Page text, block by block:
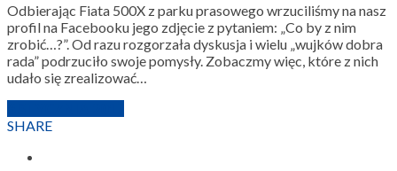
Odbierając Fiata 500X z parku prasowego wrzuciliśmy na nasz
profil na Facebooku jego zdjęcie z pytaniem: „Co by z nim
zrobić…?”. Od razu rozgorzała dyskusja i wielu „wujków dobra
rada” podrzuciło swoje pomysły. Zobaczmy więc, które z nich
udało się zrealizować…
SHARE